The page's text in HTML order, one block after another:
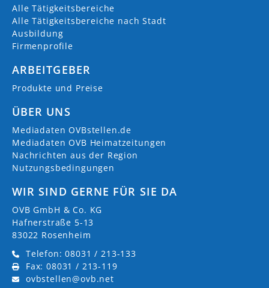
Alle Tätigkeitsbereiche
Alle Tätigkeitsbereiche nach Stadt
Ausbildung
Firmenprofile
ARBEITGEBER
Produkte und Preise
ÜBER UNS
Mediadaten OVBstellen.de
Mediadaten OVB Heimatzeitungen
Nachrichten aus der Region
Nutzungsbedingungen
WIR SIND GERNE FÜR SIE DA
OVB GmbH & Co. KG
Hafnerstraße 5-13
83022 Rosenheim
Telefon: 08031 / 213-133
Fax: 08031 / 213-119
ovbstellen@ovb.net